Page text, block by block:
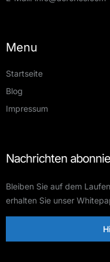
Menu
Startseite
Blog
Impressum
Nachrichten
Bleiben Sie auf dem
erhalten Sie unser